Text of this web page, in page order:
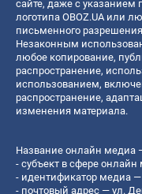
сайте, даже с указанием
логотипа OBOZ.UA или
письменного
Незаконным
любое копирование,
распространение,
использованием,
распространение,
изменения материала.
Название онлайн медиа
- субъект в сфере онлайн
- идентификатор медиа —
- почтовый адрес — ул.